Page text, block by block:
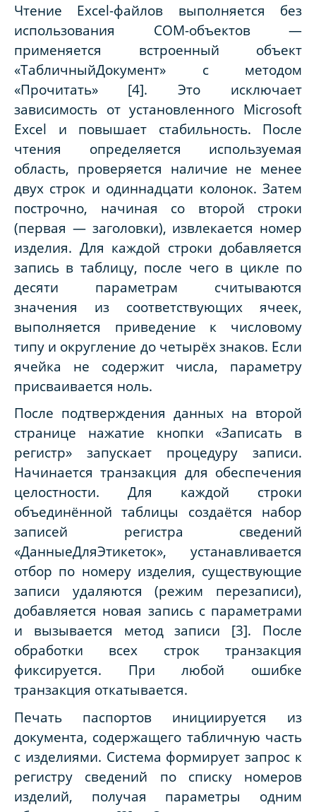
Чтение Excel-файлов выполняется без
использования COM-объектов —
применяется встроенный объект
«ТабличныйДокумент» с методом
«Прочитать»
[4]. Это исключает
зависимость от установленного Microsoft
Excel и повышает стабильность. После
чтения определяется используемая
область, проверяется наличие не менее
двух строк и одиннадцати колонок. Затем
построчно, начиная со второй строки
(первая — заголовки), извлекается номер
изделия. Для каждой строки добавляется
запись в таблицу, после чего в цикле по
десяти параметрам считываются
значения из соответствующих ячеек,
выполняется приведение к числовому
типу и округление до четырёх знаков. Если
ячейка не содержит числа, параметру
присваивается ноль.
После подтверждения данных на второй
странице нажатие кнопки «Записать в
регистр» запускает процедуру записи.
Начинается транзакция для обеспечения
целостности. Для каждой строки
объединённой таблицы создаётся набор
записей регистра сведений
«ДанныеДляЭтикеток», устанавливается
отбор по номеру изделия, существующие
записи удаляются (режим перезаписи),
добавляется новая запись с параметрами
и вызывается метод записи [3]. После
обработки всех строк транзакция
фиксируется. При любой ошибке
транзакция откатывается.
Печать паспортов инициируется из
документа, содержащего табличную часть
с изделиями. Система формирует запрос к
регистру сведений по списку номеров
изделий, получая параметры одним